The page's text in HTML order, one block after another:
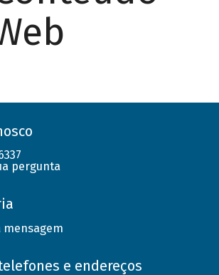
pergunta
mensagem
e endereços